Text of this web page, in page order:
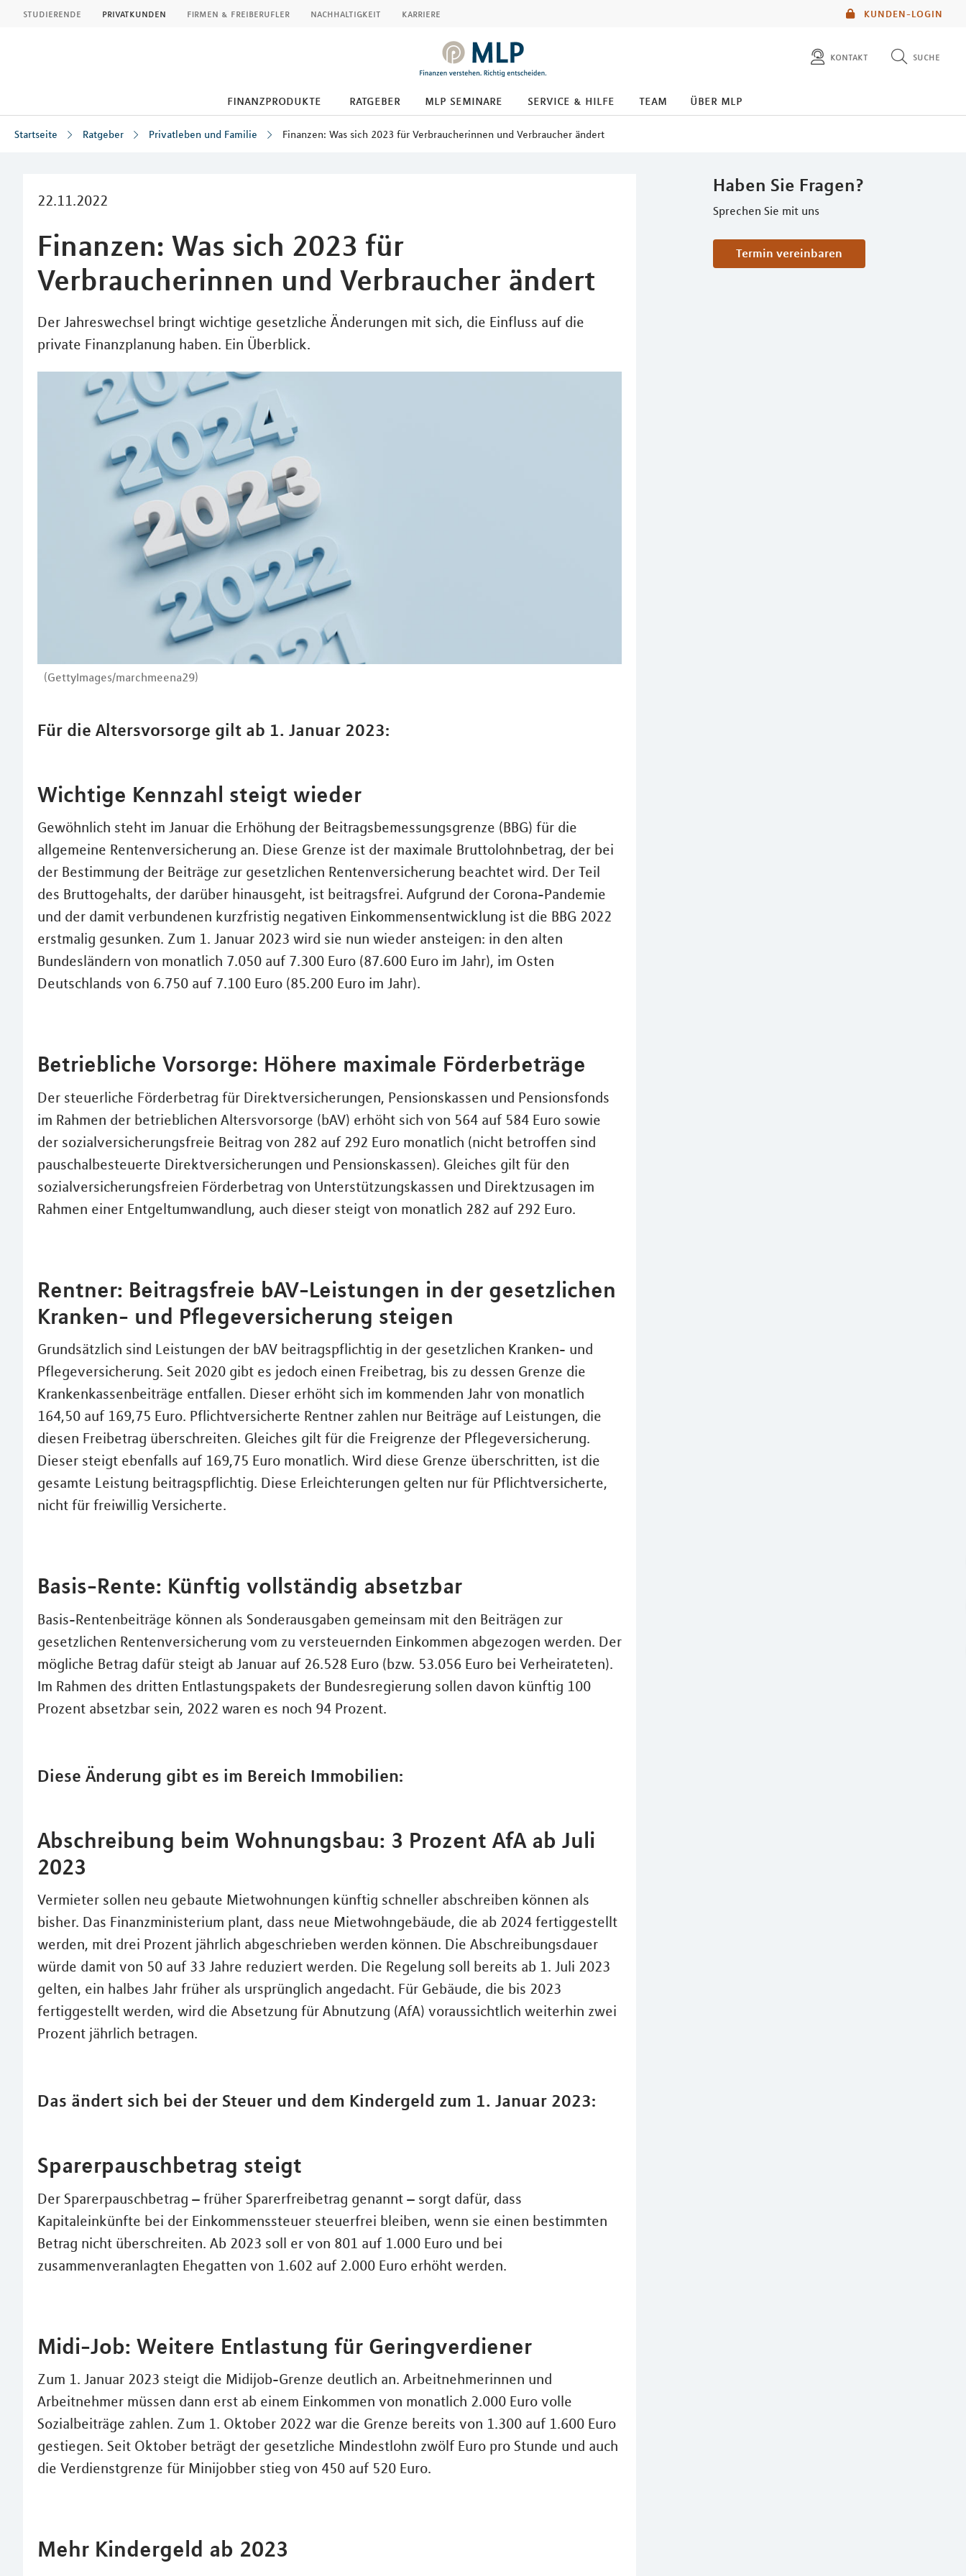
KUNDEN-LOGIN
studierende privatkunden firmen & freiberufler nachhaltigkeit karriere
kontakt suche
finanzprodukte ratgeber mlp seminare service & hilfe team über mlp
Startseite Ratgeber Privatleben und Familie Finanzen: Was sich 2023 für Verbraucherinnen und Verbraucher ändert
22.11.2022
Finanzen: Was sich 2023 für
Verbraucherinnen und Verbraucher ändert
Der Jahreswechsel bringt wichtige gesetzliche Änderungen mit sich, die Einfluss auf die
private Finanzplanung haben. Ein Überblick.
(GettyImages/marchmeena29)
Haben Sie Fragen?
Sprechen Sie mit uns
Termin vereinbaren
Für die Altersvorsorge gilt ab 1. Januar 2023:
Wichtige Kennzahl steigt wieder
Gewöhnlich steht im Januar die Erhöhung der Beitragsbemessungsgrenze (BBG) für die
allgemeine Rentenversicherung an. Diese Grenze ist der maximale Bruttolohnbetrag, der bei
der Bestimmung der Beiträge zur gesetzlichen Rentenversicherung beachtet wird. Der Teil
des Bruttogehalts, der darüber hinausgeht, ist beitragsfrei. Aufgrund der Corona-Pandemie
und der damit verbundenen kurzfristig negativen Einkommensentwicklung ist die BBG 2022
erstmalig gesunken. Zum 1. Januar 2023 wird sie nun wieder ansteigen: in den alten
Bundesländern von monatlich 7.050 auf 7.300 Euro (87.600 Euro im Jahr), im Osten
Deutschlands von 6.750 auf 7.100 Euro (85.200 Euro im Jahr).
Betriebliche Vorsorge: Höhere maximale Förderbeträge
Der steuerliche Förderbetrag für Direktversicherungen, Pensionskassen und Pensionsfonds
im Rahmen der betrieblichen Altersvorsorge (bAV) erhöht sich von 564 auf 584 Euro sowie
der sozialversicherungsfreie Beitrag von 282 auf 292 Euro monatlich (nicht betroffen sind
pauschalbesteuerte Direktversicherungen und Pensionskassen). Gleiches gilt für den
sozialversicherungsfreien Förderbetrag von Unterstützungskassen und Direktzusagen im
Rahmen einer Entgeltumwandlung, auch dieser steigt von monatlich 282 auf 292 Euro.
Rentner: Beitragsfreie bAV-Leistungen in der gesetzlichen
Kranken- und Pflegeversicherung steigen
Grundsätzlich sind Leistungen der bAV beitragspflichtig in der gesetzlichen Kranken- und
Pflegeversicherung. Seit 2020 gibt es jedoch einen Freibetrag, bis zu dessen Grenze die
Krankenkassenbeiträge entfallen. Dieser erhöht sich im kommenden Jahr von monatlich
164,50 auf 169,75 Euro. Pflichtversicherte Rentner zahlen nur Beiträge auf Leistungen, die
diesen Freibetrag überschreiten. Gleiches gilt für die Freigrenze der Pflegeversicherung.
Dieser steigt ebenfalls auf 169,75 Euro monatlich. Wird diese Grenze überschritten, ist die
gesamte Leistung beitragspflichtig. Diese Erleichterungen gelten nur für Pflichtversicherte,
nicht für freiwillig Versicherte.
Basis-Rente: Künftig vollständig absetzbar
Basis-Rentenbeiträge können als Sonderausgaben gemeinsam mit den Beiträgen zur
gesetzlichen Rentenversicherung vom zu versteuernden Einkommen abgezogen werden. Der
mögliche Betrag dafür steigt ab Januar auf 26.528 Euro (bzw. 53.056 Euro bei Verheirateten).
Im Rahmen des dritten Entlastungspakets der Bundesregierung sollen davon künftig 100
Prozent absetzbar sein, 2022 waren es noch 94 Prozent.
Diese Änderung gibt es im Bereich Immobilien:
Abschreibung beim Wohnungsbau: 3 Prozent AfA ab Juli
2023
Vermieter sollen neu gebaute Mietwohnungen künftig schneller abschreiben können als
bisher. Das Finanzministerium plant, dass neue Mietwohngebäude, die ab 2024 fertiggestellt
werden, mit drei Prozent jährlich abgeschrieben werden können. Die Abschreibungsdauer
würde damit von 50 auf 33 Jahre reduziert werden. Die Regelung soll bereits ab 1. Juli 2023
gelten, ein halbes Jahr früher als ursprünglich angedacht. Für Gebäude, die bis 2023
fertiggestellt werden, wird die Absetzung für Abnutzung (AfA) voraussichtlich weiterhin zwei
Prozent jährlich betragen.
Das ändert sich bei der Steuer und dem Kindergeld zum 1. Januar 2023:
Sparerpauschbetrag steigt
Der Sparerpauschbetrag – früher Sparerfreibetrag genannt – sorgt dafür, dass
Kapitaleinkünfte bei der Einkommenssteuer steuerfrei bleiben, wenn sie einen bestimmten
Betrag nicht überschreiten. Ab 2023 soll er von 801 auf 1.000 Euro und bei
zusammenveranlagten Ehegatten von 1.602 auf 2.000 Euro erhöht werden.
Midi-Job: Weitere Entlastung für Geringverdiener
Zum 1. Januar 2023 steigt die Midijob-Grenze deutlich an. Arbeitnehmerinnen und
Arbeitnehmer müssen dann erst ab einem Einkommen von monatlich 2.000 Euro volle
Sozialbeiträge zahlen. Zum 1. Oktober 2022 war die Grenze bereits von 1.300 auf 1.600 Euro
gestiegen. Seit Oktober beträgt der gesetzliche Mindestlohn zwölf Euro pro Stunde und auch
die Verdienstgrenze für Minijobber stieg von 450 auf 520 Euro.
Mehr Kindergeld ab 2023